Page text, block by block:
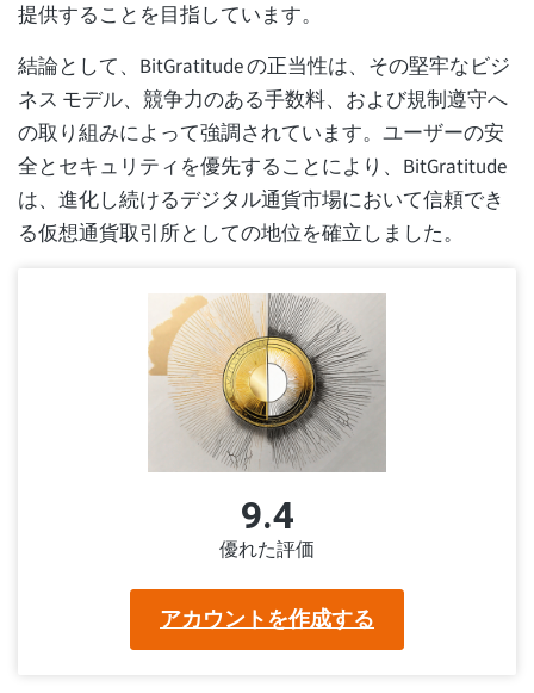
提供することを目指しています。
結論として、BitGratitude の正当性は、その堅牢なビジ
ネス モデル、競争力のある手数料、および規制遵守へ
の取り組みによって強調されています。ユーザーの安
全とセキュリティを優先することにより、BitGratitude
は、進化し続けるデジタル通貨市場において信頼でき
る仮想通貨取引所としての地位を確立しました。
9.4
優れた評価
アカウントを作成する